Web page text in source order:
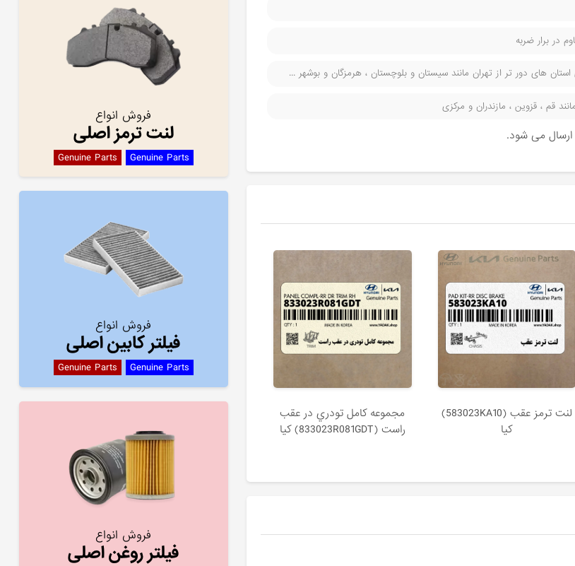
در برار ضربه
های دور تر از تهران مانند سیستان و بلوچستان ، هرمزگان و بوشهر ...
قم ، قزوین ، مازندران و مرکزی
ارسال می شود.
لنت ترمز عقب (583023KA10)
کیا
مجموعه كامل تودري در عقب
راست (833023R081GDT) کیا
فروش انواع
لنت ترمز اصلی
Genuine Parts Genuine Parts
فروش انواع
فیلتر کابین اصلی
Genuine Parts Genuine Parts
فروش انواع
فیلتر روغن اصلی